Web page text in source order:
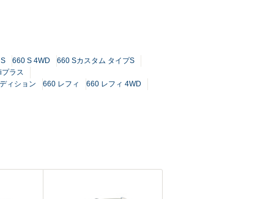
660 S 4WD
660 Sカスタム タイプS
ラス
ィション 660 レフィ
660 レフィ 4WD